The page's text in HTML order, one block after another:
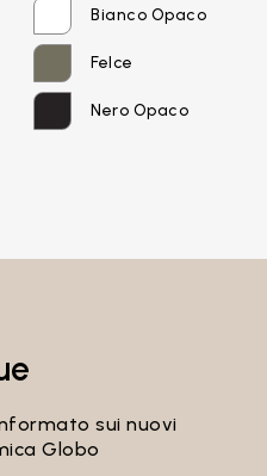
Bianco Opaco
Felce
Nero Opaco
sui nuovi
Globo